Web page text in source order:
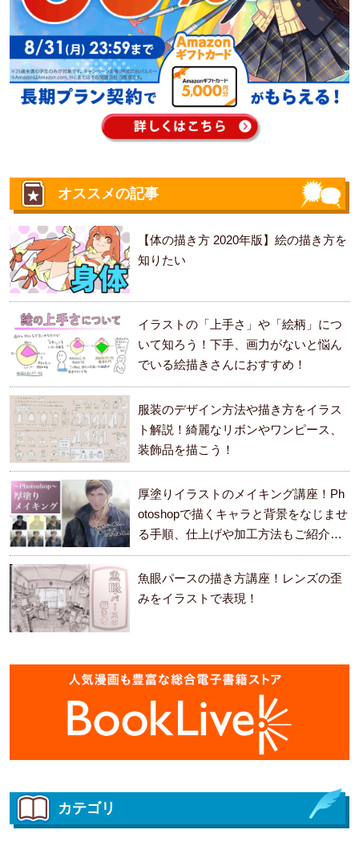
オススメの記事
【体の描き方 2020年版】絵の描き方を
知りたい
イラストの「上手さ」や「絵柄」につ
いて知ろう！下手、画力がないと悩ん
でいる絵描きさんにおすすめ！
服装のデザイン方法や描き方をイラス
ト解説！綺麗なリボンやワンピース、
装飾品を描こう！
厚塗りイラストのメイキング講座！Ph
otoshopで描くキャラと背景をなじませ
る手順、仕上げや加工方法もご紹介し
ます。
魚眼パースの描き方講座！レンズの歪
みをイラストで表現！
カテゴリ